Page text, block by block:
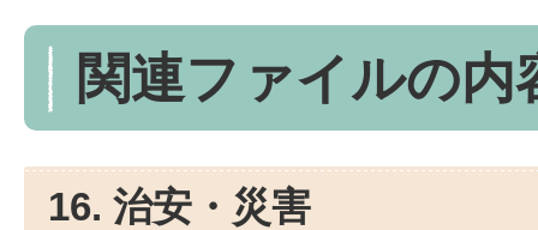
関連ファイルの内
16. 治安・災害